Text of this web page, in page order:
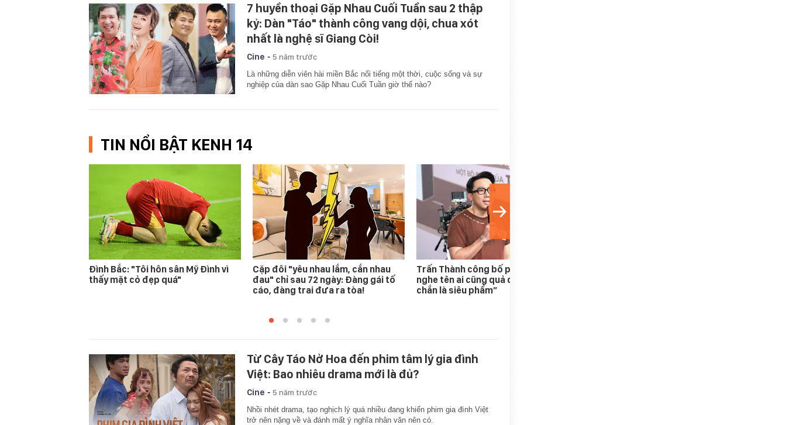
7 huyền thoại Gặp Nhau Cuối Tuần sau 2 thập
kỷ: Dàn "Táo" thành công vang dội, chua xót
nhất là nghệ sĩ Giang Còi!
Cine - 5 năm trước
Là những diễn viên hài miền Bắc nổi tiếng một thời, cuộc sống và sự
nghiệp của dàn sao Gặp Nhau Cuối Tuần giờ thế nào?
TIN NỔI BẬT KENH 14
Đình Bắc: "Tôi hôn sân Mỹ Đình vì
thấy mặt cỏ đẹp quá"
Cặp đôi "yêu nhau lắm, cắn nhau
đau" chỉ sau 72 ngày: Đàng gái tố
cáo, đàng trai đưa ra tòa!
Trấn Thành công bố phim Tết 2027,
nghe tên ai cũng quả quyết “chắc
chắn là siêu phẩm”
Từ Cây Táo Nở Hoa đến phim tâm lý gia đình
Việt: Bao nhiêu drama mới là đủ?
Cine - 5 năm trước
Nhồi nhét drama, tạo nghịch lý quá nhiều đang khiến phim gia đình Việt
trở nên nặng về và đánh mất ý nghĩa nhân văn nên có.